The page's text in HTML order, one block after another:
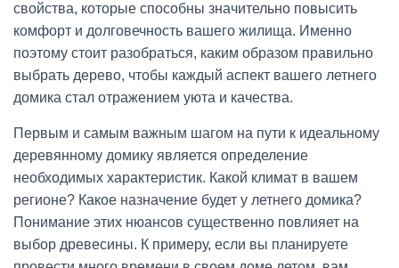
свойства, которые способны значительно повысить
комфорт и долговечность вашего жилища. Именно
поэтому стоит разобраться, каким образом правильно
выбрать дерево, чтобы каждый аспект вашего летнего
домика стал отражением уюта и качества.
Первым и самым важным шагом на пути к идеальному
деревянному домику является определение
необходимых характеристик. Какой климат в вашем
регионе? Какое назначение будет у летнего домика?
Понимание этих нюансов существенно повлияет на
выбор древесины. К примеру, если вы планируете